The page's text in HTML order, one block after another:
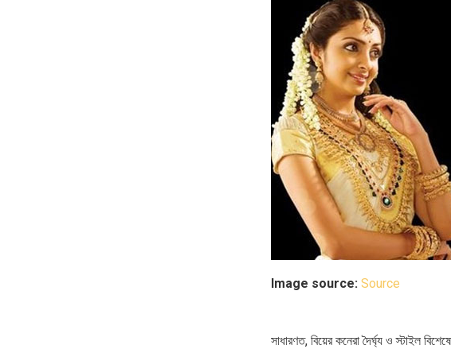
Image source: Source
সাধারণত, বিয়ের কনেরা দৈর্ঘ্য ও স্টাইল